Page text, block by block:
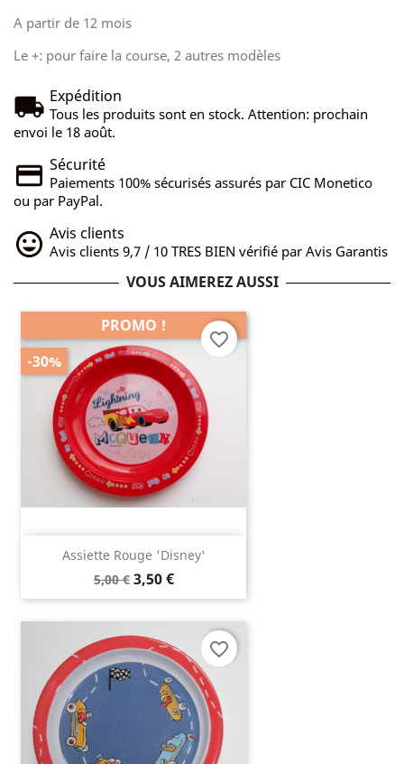
A partir de 12 mois
Le +: pour faire la course, 2 autres modèles
Expédition
Tous les produits sont en stock. Attention: prochain
envoi le 18 août.
Sécurité
Paiements 100% sécurisés assurés par CIC Monetico
ou par PayPal.
Avis clients
Avis clients 9,7 / 10 TRES BIEN vérifié par Avis Garantis
VOUS AIMEREZ AUSSI
Assiette Rouge 'Disney'
5,00 € 3,50 €
PROMO !
-30%
favorite_border
favorite_border